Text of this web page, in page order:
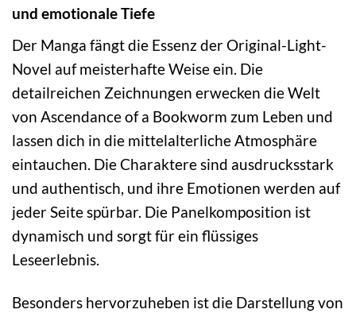
und emotionale Tiefe
Der Manga fängt die Essenz der Original-Light-
Novel auf meisterhafte Weise ein. Die
detailreichen Zeichnungen erwecken die Welt
von Ascendance of a Bookworm zum Leben und
lassen dich in die mittelalterliche Atmosphäre
eintauchen. Die Charaktere sind ausdrucksstark
und authentisch, und ihre Emotionen werden auf
jeder Seite spürbar. Die Panelkomposition ist
dynamisch und sorgt für ein flüssiges
Leseerlebnis.
Besonders hervorzuheben ist die Darstellung von